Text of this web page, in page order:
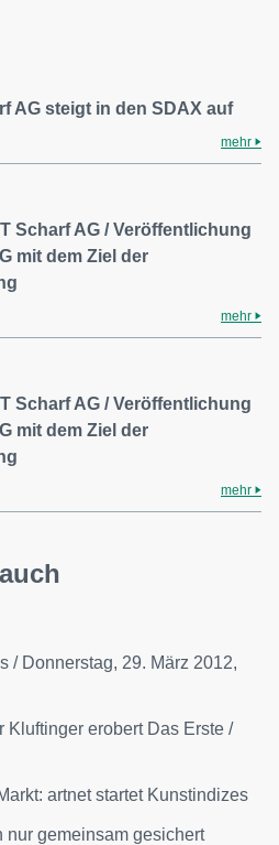
AG steigt in den SDAX auf
mehr
Scharf AG / Veröffentlichung
mit dem Ziel der
mehr
Scharf AG / Veröffentlichung
mit dem Ziel der
mehr
/ Donnerstag, 29. März 2012,
Kluftinger erobert Das Erste /
artnet startet Kunstindizes
nur gemeinsam gesichert